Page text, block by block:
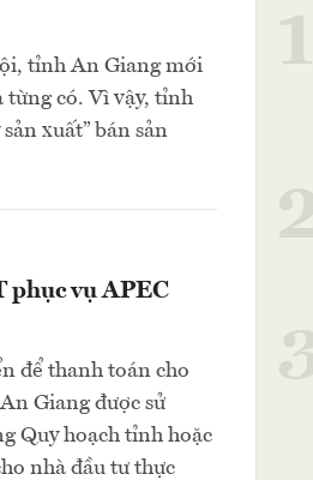
tỉnh An Giang mới
có. Vì vậy, tỉnh
xuất” bán sản
phục vụ APEC
để thanh toán cho
Giang được sử
Quy hoạch tỉnh hoặc
nhà đầu tư thực